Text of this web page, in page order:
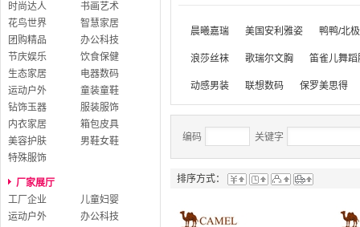
时尚达人
书画艺术
花鸟世界
智慧家居
团购精品
办公科技
节庆娱乐
饮食保健
生态家居
电器数码
运动户外
童装童鞋
钻饰玉器
服装服饰
内衣家居
箱包皮具
美容护肤
男鞋女鞋
特殊服饰
厂家展厅
工厂企业
儿童妇婴
运动户外
办公科技
晨曦嘉瑞 美国安利雅姿 鸭鸭/北
浪莎丝袜 歌瑞尔文胸 笛雀儿舞蹈
动感男装 联想数码 保罗美思得
编码 关键字
排序方式：